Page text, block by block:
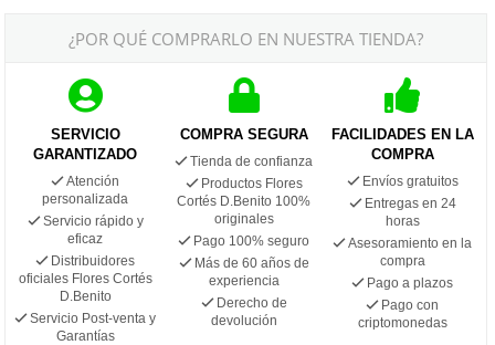
¿POR QUÉ COMPRARLO EN NUESTRA TIENDA?
SERVICIO
GARANTIZADO
Atención
personalizada
Servicio rápido y
eficaz
Distribuidores
oficiales Flores Cortés
D.Benito
Servicio Post-venta y
Garantías
COMPRA SEGURA
Tienda de confianza
Productos Flores
Cortés D.Benito 100%
originales
Pago 100% seguro
Más de 60 años de
experiencia
Derecho de
devolución
FACILIDADES EN LA
COMPRA
Envíos gratuitos
Entregas en 24
horas
Asesoramiento en la
compra
Pago a plazos
Pago con
criptomonedas